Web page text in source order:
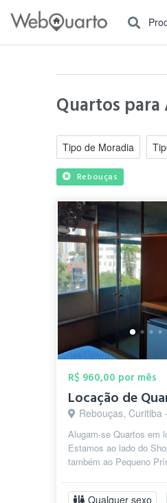
Quartos
Tipo de Moradia
Rebouças
R$ 960,00 por mês
Locação de
Rebouças, Curitiba
Alugam-se Quartos em
Estamos ao lado do
também ao Pequeno
Qualquer sexo